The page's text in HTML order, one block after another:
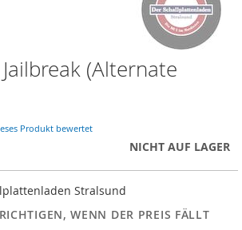
(Alternate
Produkt bewertet
NICHT AUF LAGER
Stralsund
WENN DER PREIS FÄLLT